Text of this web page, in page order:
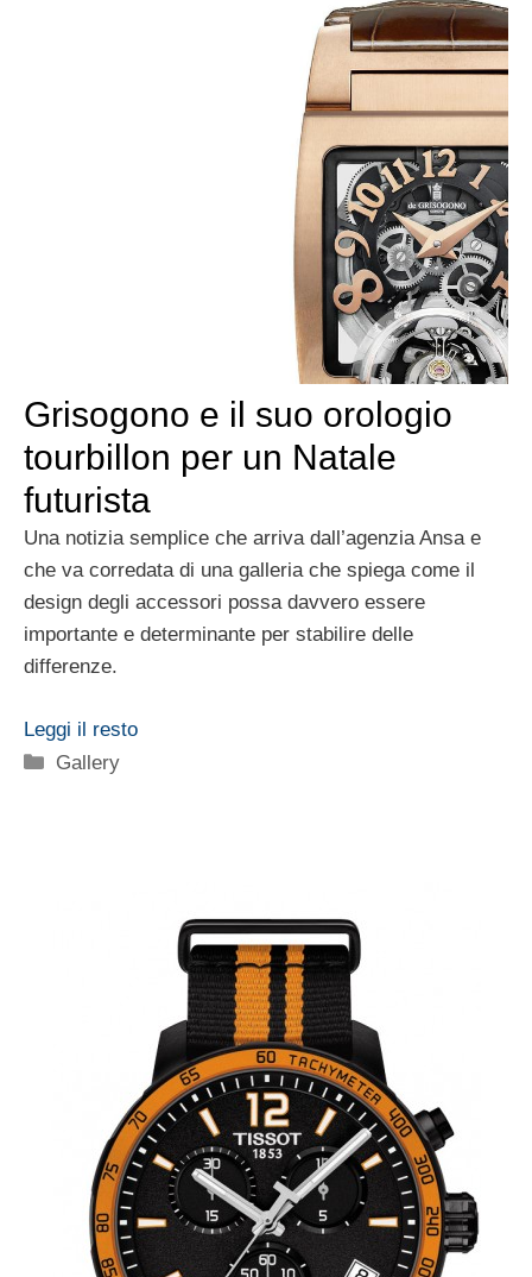
Grisogono e il suo orologio
tourbillon per un Natale
futurista
Una notizia semplice che arriva dall’agenzia Ansa e
che va corredata di una galleria che spiega come il
design degli accessori possa davvero essere
importante e determinante per stabilire delle
differenze.
Leggi il resto
Categorie
Gallery